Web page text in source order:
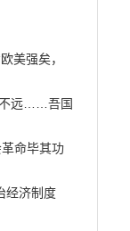
美强矣，
不远……吾国
命毕其功
经济制度